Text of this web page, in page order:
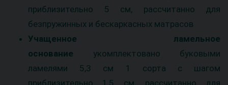
приблизительно 5 см, рассчитанно для
безпружинных и бескаркасных матрасов
Учащенное ламельное
основание укомплектовано буковыми
ламелями 5,3 см 1 сорта с шагом
приблизительно 1,5 см, рассчитанно для